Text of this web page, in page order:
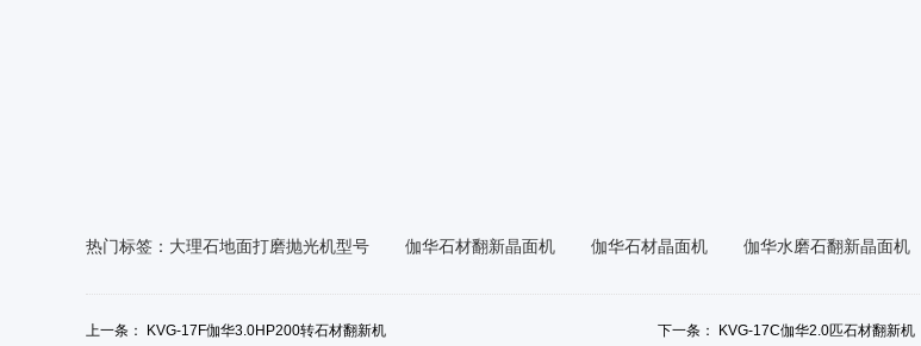
热门标签： 大理石地面打磨抛光机型号 伽华石材翻新晶面机 伽华石材晶面机 伽华水磨石翻新晶面机
上一条： KVG-17F伽华3.0HP200转石材翻新机 下一条： KVG-17C伽华2.0匹石材翻新机